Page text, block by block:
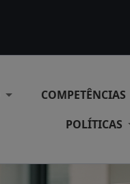
COMPETÊNCIAS
POLÍTICAS